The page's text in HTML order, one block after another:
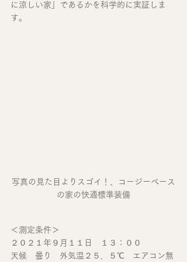
に涼しい家」であるかを科学的に実証しま
す。
写真の見た目よりスゴイ！、コージーベース
の家の快適標準装備
＜測定条件＞
２０２１年９月１１日　１３：００
天候　曇り　外気温２５．５℃　エアコン無